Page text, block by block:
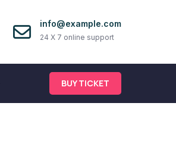
info@example.com
24 X 7 online support
BUY TICKET